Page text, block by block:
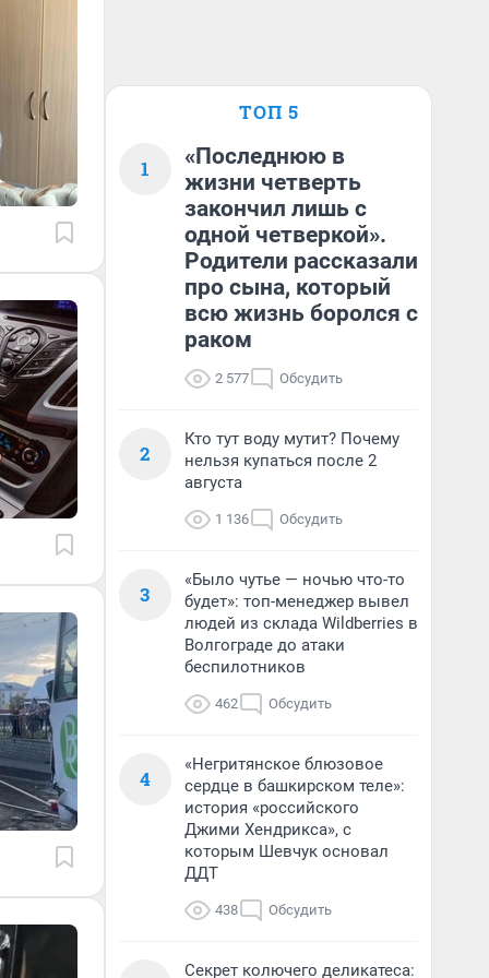
ТОП 5
1
«Последнюю в
жизни четверть
закончил лишь с
одной четверкой».
Родители рассказали
про сына, который
всю жизнь боролся с
раком
2 577 Обсудить
2
Кто тут воду мутит? Почему
нельзя купаться после 2
августа
1 136 Обсудить
3
«Было чутье — ночью что-то
будет»: топ-менеджер вывел
людей из склада Wildberries в
Волгограде до атаки
беспилотников
462 Обсудить
4
«Негритянское блюзовое
сердце в башкирском теле»:
история «российского
Джими Хендрикса», с
которым Шевчук основал
ДДТ
438 Обсудить
Секрет колючего деликатеса: